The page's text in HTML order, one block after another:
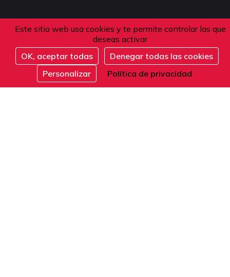
Este sitio web usa cookies y te permite controlar las que
deseas activar
OK, aceptar todas
Denegar todas las cookies
Personalizar
Política de privacidad
Inscribirse
Dirección
101 boulevard Raspail
75006 Paris
Francia